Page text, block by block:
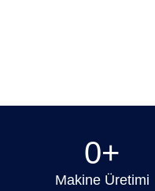
Makine Üretimi
0+